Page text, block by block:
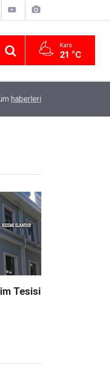
Kars
21 °C
Süt Ürünleri Tesisini
haberleri
Tesisi